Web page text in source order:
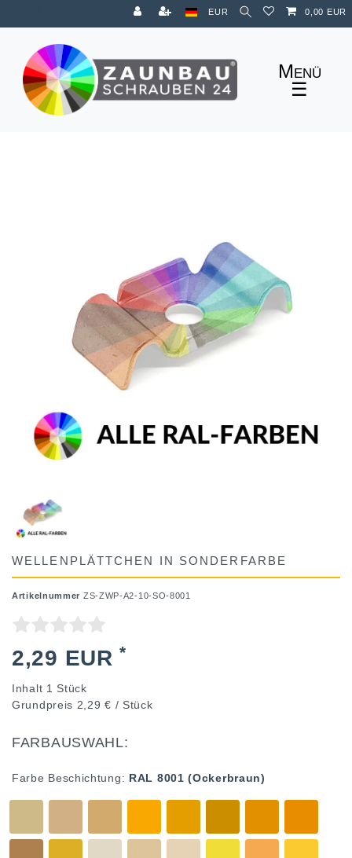
EUR 0,00 EUR
☰
WELLENPLÄTTCHEN IN SONDERFARBE
Artikelnummer ZS-ZWP-A2-10-SO-8001
2,29 EUR*
Inhalt 1 Stück
Grundpreis 2,29 € / Stück
FARBAUSWAHL:
Farbe Beschichtung: RAL 8001 (Ockerbraun)